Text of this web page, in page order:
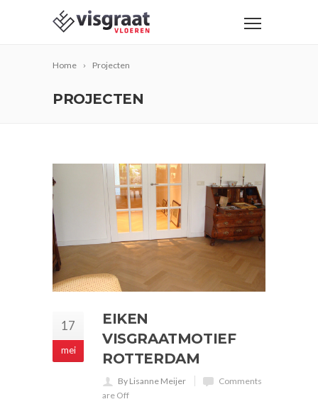
Home Projecten
PROJECTEN
17
mei
EIKEN
VISGRAATMOTIEF
ROTTERDAM
By Lisanne Meijer
Comments
are Off